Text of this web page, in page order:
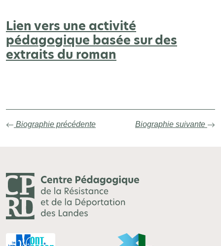
Lien vers une activité
pédagogique basée sur des
extraits du roman
Biographie précédente Biographie suivante